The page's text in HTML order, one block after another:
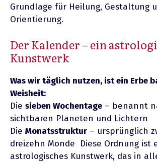
Grundlage für Heilung, Gestaltung
Orientierung.
Der Kalender – ein
Kunstwerk
Was wir täglich nutzen, ist ein Erbe
Weisheit:
Die sieben Wochentage – benannt
sichtbaren Planeten und Lichtern
Die Monatsstruktur – ursprünglich
dreizehn Monde Diese Ordnung ist
astrologisches Kunstwerk, das in